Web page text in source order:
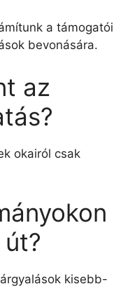
a támogatói
bevonására.
az
okairól csak
kisebb-